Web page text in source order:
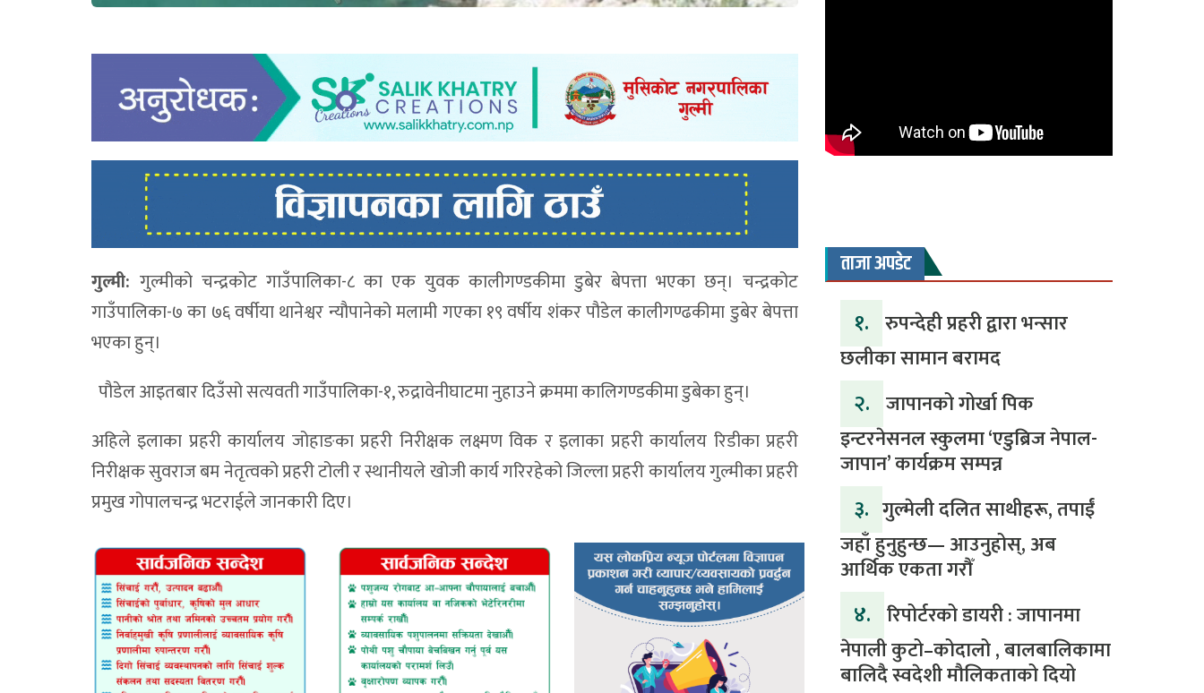
गुल्मी: गुल्मीको चन्द्रकोट गाउँपालिका-८ का एक युवक कालीगण्डकीमा डुबेर बेपत्ता भएका छन्। चन्द्रकोट
गाउँपालिका-७ का ७६ वर्षीया थानेश्वर न्यौपानेको मलामी गएका १९ वर्षीय शंकर पौडेल कालीगण्ढकीमा डुबेर बेपत्ता
भएका हुन्।
पौडेल आइतबार दिउँसो सत्यवती गाउँपालिका-१, रुद्रावेनीघाटमा नुहाउने क्रममा कालिगण्डकीमा डुबेका हुन्।
अहिले इलाका प्रहरी कार्यालय जोहाङका प्रहरी निरीक्षक लक्ष्मण विक र इलाका प्रहरी कार्यालय रिडीका प्रहरी
निरीक्षक सुवराज बम नेतृत्वको प्रहरी टोली र स्थानीयले खोजी कार्य गरिरहेको जिल्ला प्रहरी कार्यालय गुल्मीका प्रहरी
प्रमुख गोपालचन्द्र भटराईले जानकारी दिए।
ताजा अपडेट
१. रुपन्देही प्रहरी द्वारा भन्सार
छलीका सामान बरामद
२. जापानको गोर्खा पिक
इन्टरनेसनल स्कुलमा ‘एडुब्रिज नेपाल-
जापान’ कार्यक्रम सम्पन्न
३. ​गुल्मेली दलित साथीहरू, तपाईं
जहाँ हुनुहुन्छ— आउनुहोस्, अब
आर्थिक एकता गरौँ
४. रिपोर्टरको डायरी : जापानमा
नेपाली कुटो–कोदालो , बालबालिकामा
बालिदै स्वदेशी मौलिकताको दियो